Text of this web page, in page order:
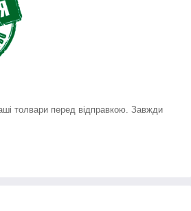
толвари перед відправкою. Завжди